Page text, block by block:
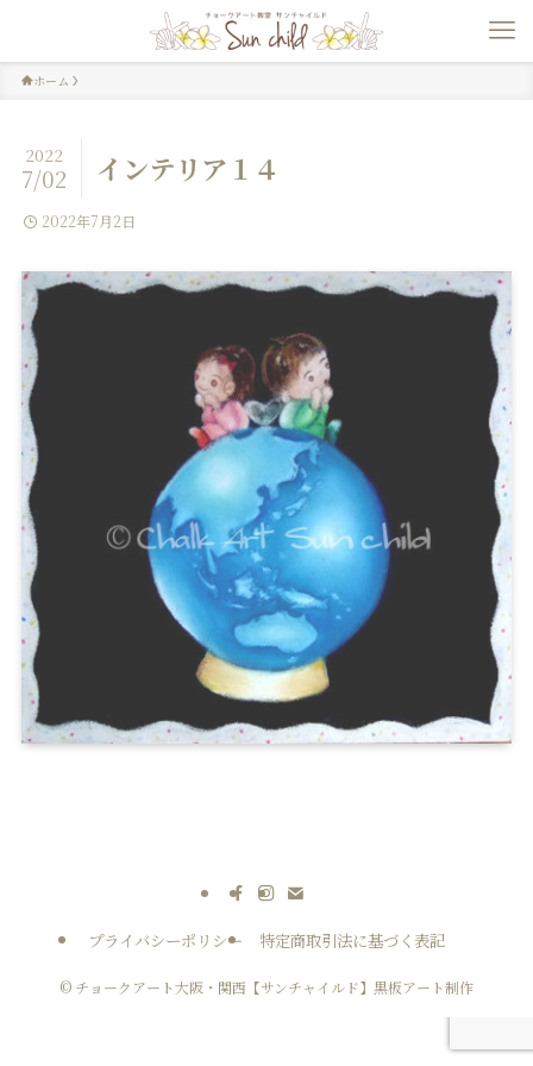
ホーム
インテリア１４
2022
7/02
2022年7月2日
プライバシーポリシー 特定商取引法に基づく表記
© チョークアート大阪・関西【サンチャイルド】黒板アート制作